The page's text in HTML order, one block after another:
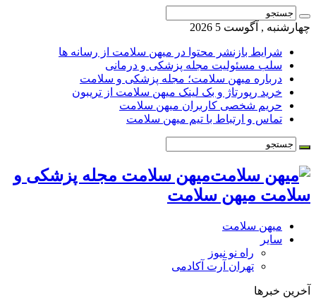
چهارشنبه , آگوست 5 2026
شرایط بازنشر محتوا در میهن سلامت از رسانه ها
سلب مسئولیت مجله پزشکی و درمانی
درباره میهن سلامت؛ مجله پزشکی و سلامت
خرید رپورتاژ و بک لینک میهن سلامت از تریبون
حریم شخصی کاربران میهن سلامت
تماس و ارتباط با تیم میهن سلامت
میهن سلامت مجله پزشکی و
سلامت میهن سلامت
میهن سلامت
سایر
راه نو نیوز
تهران آرت آکادمی
آخرین خبرها